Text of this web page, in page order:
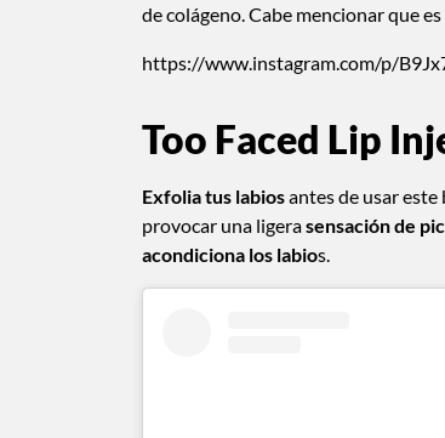
de colágeno. Cabe mencionar que
https://www.instagram.com/p/
Too Faced Lip
Exfolia tus labiosantes de usar
provocar una ligerasensación de
acondiciona los labios.